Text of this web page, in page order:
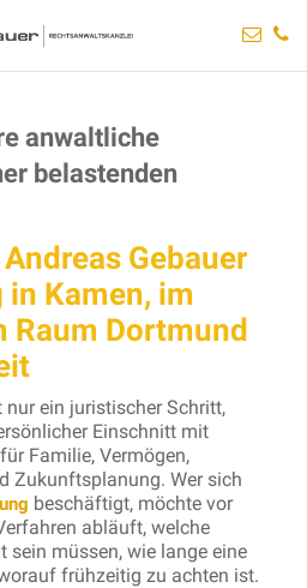
anwaltliche
belastenden
Gebauer
Kamen, im
Raum Dortmund
nur ein juristischer Schritt,
Einschnitt mit
Familie, Vermögen,
Zukunftsplanung. Wer sich
beschäftigt, möchte vor
abläuft, welche
sein müssen, wie lange eine
frühzeitig zu achten ist.